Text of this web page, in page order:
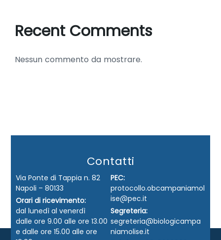
Recent Comments
Nessun commento da mostrare.
Contatti
Via Ponte di Tappia n. 82
Napoli – 80133
Orari di ricevimento:
dal lunedì al venerdì
dalle ore 9.00 alle ore 13.00
e dalle ore 15.00 alle ore
PEC:
protocollo.obcampaniamol
ise@pec.it
Segreteria:
segreteria@biologicampa
niamolise.it